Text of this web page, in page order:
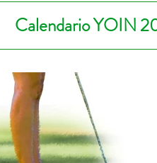
Calendario YOIN